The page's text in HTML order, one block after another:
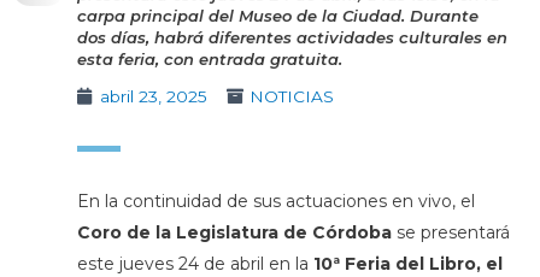
carpa principal del Museo de la Ciudad. Durante
dos días, habrá diferentes actividades culturales en
esta feria, con entrada gratuita.
abril 23, 2025
NOTICIAS
En la continuidad de sus actuaciones en vivo, el
Coro de la Legislatura de Córdobase presentará
este jueves 24 de abril en la 10ª Feria del Libro, el